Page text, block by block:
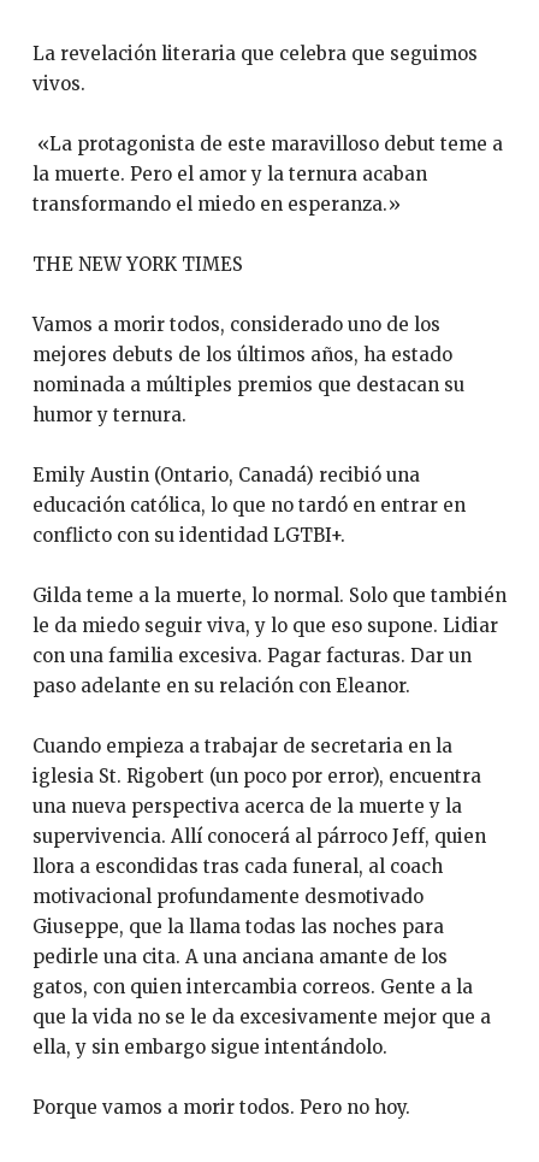
La revelación literaria que celebra que seguimos
vivos.
«La protagonista de este maravilloso debut teme a
la muerte. Pero el amor y la ternura acaban
transformando el miedo en esperanza.»
THE NEW YORK TIMES
Vamos a morir todos, considerado uno de los
mejores debuts de los últimos años, ha estado
nominada a múltiples premios que destacan su
humor y ternura.
Emily Austin (Ontario, Canadá) recibió una
educación católica, lo que no tardó en entrar en
conflicto con su identidad LGTBI+.
Gilda teme a la muerte, lo normal. Solo que también
le da miedo seguir viva, y lo que eso supone. Lidiar
con una familia excesiva. Pagar facturas. Dar un
paso adelante en su relación con Eleanor.
Cuando empieza a trabajar de secretaria en la
iglesia St. Rigobert (un poco por error), encuentra
una nueva perspectiva acerca de la muerte y la
supervivencia. Allí conocerá al párroco Jeff, quien
llora a escondidas tras cada funeral, al coach
motivacional profundamente desmotivado
Giuseppe, que la llama todas las noches para
pedirle una cita. A una anciana amante de los
gatos, con quien intercambia correos. Gente a la
que la vida no se le da excesivamente mejor que a
ella, y sin embargo sigue intentándolo.
Porque vamos a morir todos. Pero no hoy.